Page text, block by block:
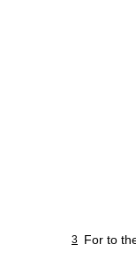
3 For to